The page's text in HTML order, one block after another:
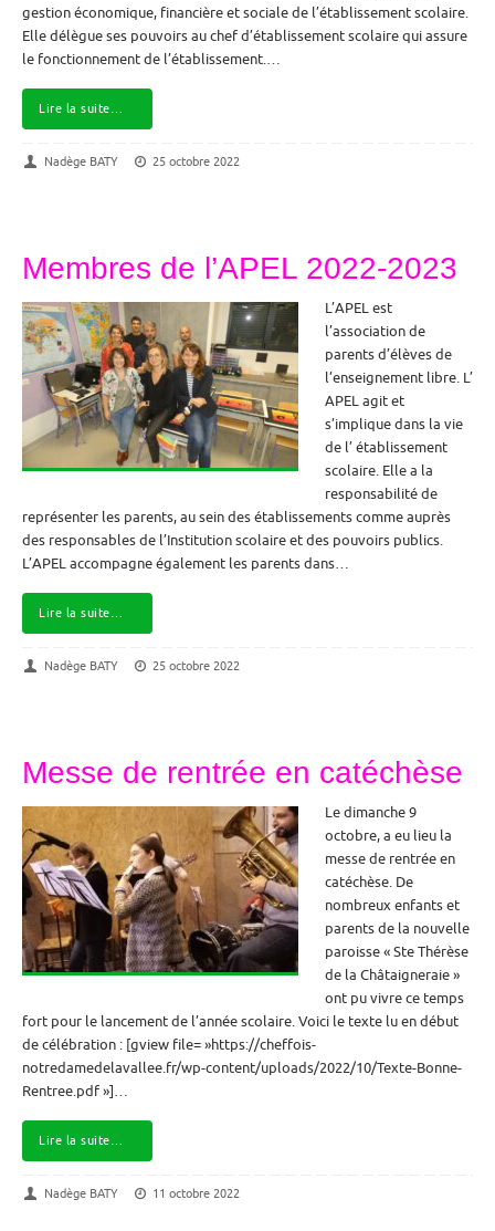
gestion économique, financière et sociale de l’établissement scolaire.
Elle délègue ses pouvoirs au chef d’établissement scolaire qui assure
le fonctionnement de l’établissement.…
Lire la suite…
Nadège BATY 25 octobre 2022
Membres de l’APEL 2022-2023
L’APEL est
l’association de
parents d’élèves de
l’enseignement libre. L’
APEL agit et
s’implique dans la vie
de l’ établissement
scolaire. Elle a la
responsabilité de
représenter les parents, au sein des établissements comme auprès
des responsables de l’Institution scolaire et des pouvoirs publics.
L’APEL accompagne également les parents dans…
Lire la suite…
Nadège BATY 25 octobre 2022
Messe de rentrée en catéchèse
Le dimanche 9
octobre, a eu lieu la
messe de rentrée en
catéchèse. De
nombreux enfants et
parents de la nouvelle
paroisse « Ste Thérèse
de la Châtaigneraie »
ont pu vivre ce temps
fort pour le lancement de l’année scolaire. Voici le texte lu en début
de célébration : [gview file= »https://cheffois-
notredamedelavallee.fr/wp-content/uploads/2022/10/Texte-Bonne-
Rentree.pdf »]…
Lire la suite…
Nadège BATY 11 octobre 2022